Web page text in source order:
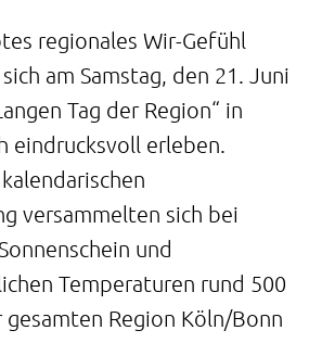
regionales Wir-Gefühl
am Samstag, den 21. Juni
Tag der Region“ in
eindrucksvoll erleben.
versammelten sich bei
und
Temperaturen rund 500
gesamten Region Köln/Bonn